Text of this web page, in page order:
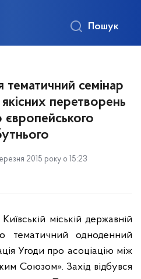
Пошук
семінар
перетворень
2015 року о 15:23
міській державній
тематичний одноденний
Угоди про асоціацію між
Союзом». Захід відбувся